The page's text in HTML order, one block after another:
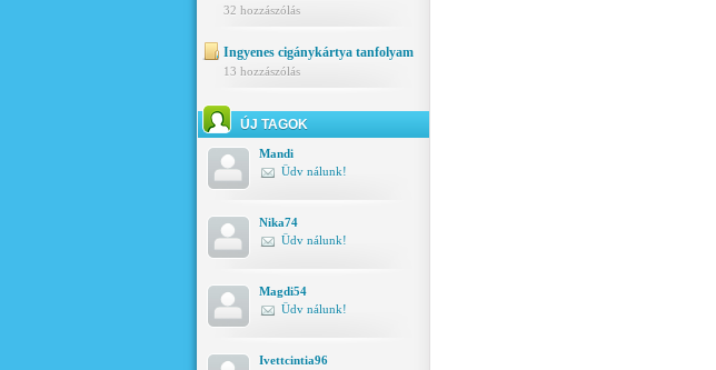
32 hozzászólás
Ingyenes cigánykártya tanfolyam
13 hozzászólás
ÚJ TAGOK
Mandi
Üdv nálunk!
Nika74
Üdv nálunk!
Magdi54
Üdv nálunk!
Ivettcintia96